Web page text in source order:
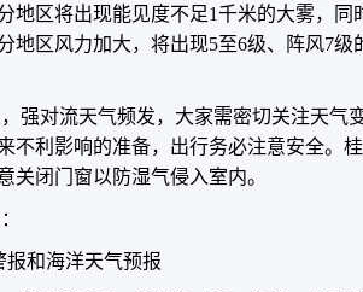
地区将出现能见度不足1千米的大雾，同
地区风力加大，将出现5至6级、阵风7级
强对流天气频发，大家需密切关注天气
不利影响的准备，出行务必注意安全。
关闭门窗以防湿气侵入室内。
报和海洋天气预报